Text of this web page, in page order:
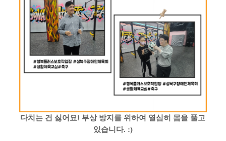
다치는 건 싫어요! 부상 방지를 위하여 열심히 몸을 풀고
있습니다. :)